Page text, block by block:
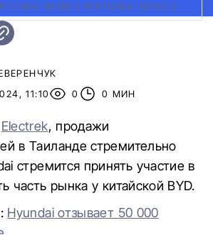
HYUNDAI IONIQ 5 И HYUNDAI IONIQ 6
11:10
0 0 МИН
Electrek, продажи
в Таиланде стремительно
стремится принять участие в
часть рынка у китайской BYD.
Hyundai отзывает 50 000